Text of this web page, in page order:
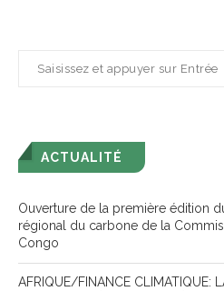
ACTUALITÉ
Ouverture de la première édition
régional du carbone de la
Congo
AFRIQUE/FINANCE CLIMATIQUE: